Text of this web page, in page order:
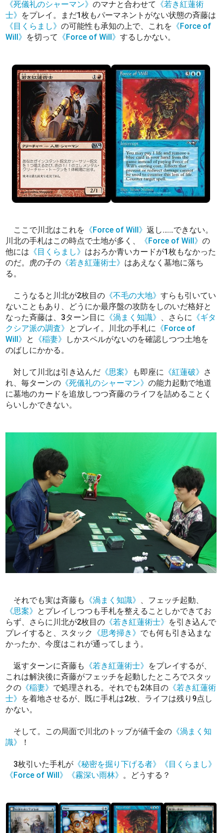
《死儀礼のシャーマン》のマナと合わせて 《若き紅蓮術
士》 をプレイ。まだ1枚もパーマネントがない状態の斉藤は
《目くらまし》の可能性も承知の上で、これを 《Force of
Will》 を切って 《Force of Will》するしかない。
ここで川北はこれを 《Force of Will》返し……できない。
川北の手札はこの時点で土地が多く、
《Force of Will》の
他には 《目くらまし》 はおろか青いカードが1枚もなかった
のだ。虎の子の 《若き紅蓮術士》 はあえなく墓地に落ち
る。
こうなると川北が2枚目の 《不毛の大地》すらも引いてい
ないこともあり、どうにか最序盤の攻防をしのいだ格好と
なった斉藤は、3ターン目に 《渦まく知識》 、さらに 《ギタ
クシア派の調査》 とプレイ。川北の手札に 《Force of
Will》 と 《稲妻》
しかスペルがないのを確認しつつ土地を
のばしにかかる。
対して川北は引き込んだ 《思案》 も即座に 《紅蓮破》 さ
れ、毎ターンの 《死儀礼のシャーマン》の能力起動で地道
に墓地のカードを追放しつつ斉藤のライフを詰めることく
らいしかできない。
それでも実は斉藤も 《渦まく知識》
、フェッチ起動、
《思案》 とプレイしつつも手札を整えることしかできてお
らず、さらに川北が2枚目の 《若き紅蓮術士》 を引き込んで
プレイすると、スタック
《思考掃き》 でも何も引き込まな
かったか、今度はこれが通ってしまう。
返すターンに斉藤も 《若き紅蓮術士》 をプレイするが、
これは解決後に斉藤がフェッチを起動したところでスタッ
クの 《稲妻》 で処理される。それでも2体目の 《若き紅蓮術
士》 を着地させるが、既に手札は2枚、ライフは残り9点し
かない。
そして。この局面で川北のトップが値千金の 《渦まく知
識》
！
3枚引いた手札が 《秘密を掘り下げる者》
《目くらまし》
《Force of Will》
《霧深い雨林》 。どうする？